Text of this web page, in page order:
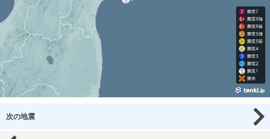
次の地震